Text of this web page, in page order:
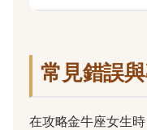
常見錯誤
在攻略金牛座女生